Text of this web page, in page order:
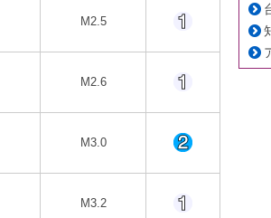
M2.5
M2.6
M3.0
M3.2